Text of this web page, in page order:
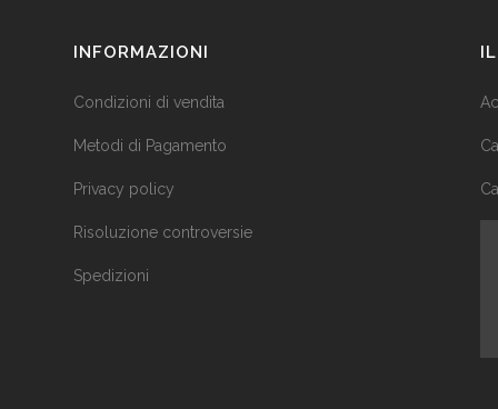
INFORMAZIONI
Condizioni di vendita
Metodi di Pagamento
Privacy policy
Risoluzione controversie
Spedizioni